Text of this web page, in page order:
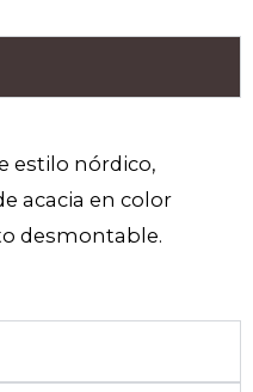
estilo nórdico,
acacia en color
desmontable.